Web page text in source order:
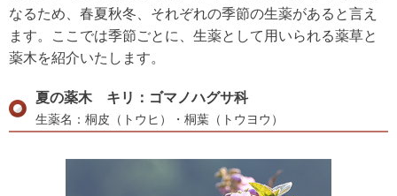
なるため、春夏秋冬、それぞれの季節の生薬があると言え
ます。ここでは季節ごとに、生薬として用いられる薬草と
薬木を紹介いたします。
夏の薬木 キリ：ゴマノハグサ科
生薬名：桐皮（トウヒ）・桐葉（トウヨウ）